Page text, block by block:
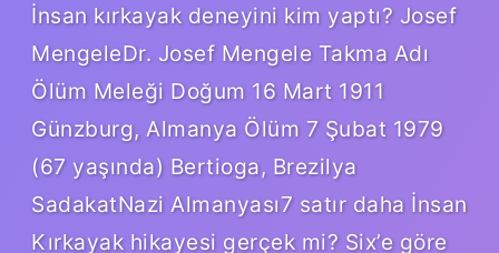
İnsan kırkayak deneyini kim yaptı? Josef
MengeleDr. Josef Mengele Takma Adı
Ölüm Meleği Doğum 16 Mart 1911
Günzburg, Almanya Ölüm 7 Şubat 1979
(67 yaşında) Bertioga, Brezilya
SadakatNazi Almanyası7 satır daha İnsan
Kırkayak hikayesi gerçek mi? Six’e göre